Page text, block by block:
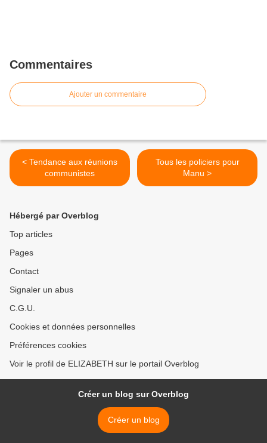
Commentaires
Ajouter un commentaire
< Tendance aux réunions
communistes
Tous les policiers pour
Manu >
Hébergé par Overblog
Top articles
Pages
Contact
Signaler un abus
C.G.U.
Cookies et données personnelles
Préférences cookies
Voir le profil de ELIZABETH sur le portail Overblog
Créer un blog sur Overblog
Créer un blog